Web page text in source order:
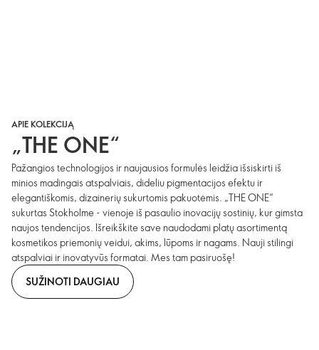
APIE KOLEKCIJĄ
„THE ONE“
Pažangios technologijos ir naujausios formulės leidžia išsiskirti iš
minios madingais atspalviais, dideliu pigmentacijos efektu ir
elegantiškomis, dizainerių sukurtomis pakuotėmis. „THE ONE“
sukurtas Stokholme - vienoje iš pasaulio inovacijų sostinių, kur gimsta
naujos tendencijos. Išreikškite save naudodami platų asortimentą
kosmetikos priemonių veidui, akims, lūpoms ir nagams. Nauji stilingi
atspalviai ir inovatyvūs formatai. Mes tam pasiruošę!
SUŽINOTI DAUGIAU